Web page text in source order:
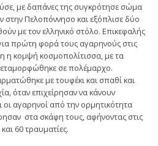
με δαπάνες της συγκρότησε σώμα
Πελοπόννησο και εξόπλισε δύο
με τον ελληνικό στόλο. Επικεφαλής
πρώτη φορά τους αγαρηνούς στις
η κομψή κοσμοπολίτισσα, με τα
σε πολέμαρχο.
με τουφέκι και σπαθί και
όταν επιχείρησαν να κάνουν
αγαρηνοί από την ορμητικότητα
στα σκάφη τους, αφήνοντας στις
60 τραυματίες.